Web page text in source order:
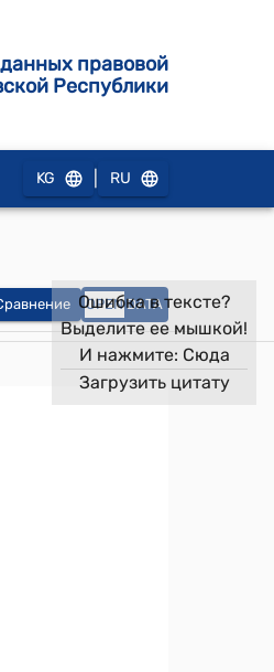
правовой
Республики
KG RU
OPEN DATA
Ошибка в тексте?
Выделите ее мышкой!
И нажмите: Сюда
Загрузить цитату